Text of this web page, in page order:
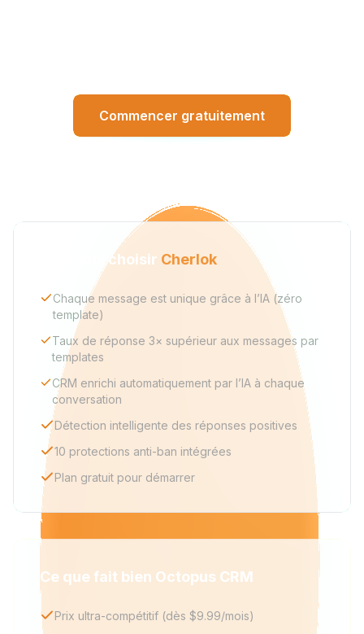
Commencer gratuitement
Pourquoi choisir Cherlok
Chaque message est unique grâce à l’IA (zéro
template)
Taux de réponse 3× supérieur aux messages par
templates
CRM enrichi automatiquement par l’IA à chaque
conversation
Détection intelligente des réponses positives
10 protections anti-ban intégrées
Plan gratuit pour démarrer
Ce que fait bien Octopus CRM
Prix ultra-compétitif (dès $9.99/mois)